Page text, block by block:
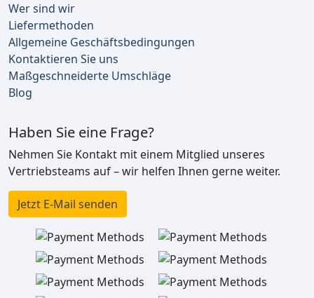
Wer sind wir
Liefermethoden
Allgemeine Geschäftsbedingungen
Kontaktieren Sie uns
Maßgeschneiderte Umschläge
Blog
Haben Sie eine Frage?
Nehmen Sie Kontakt mit einem Mitglied unseres
Vertriebsteams auf – wir helfen Ihnen gerne weiter.
Jetzt E-Mail senden